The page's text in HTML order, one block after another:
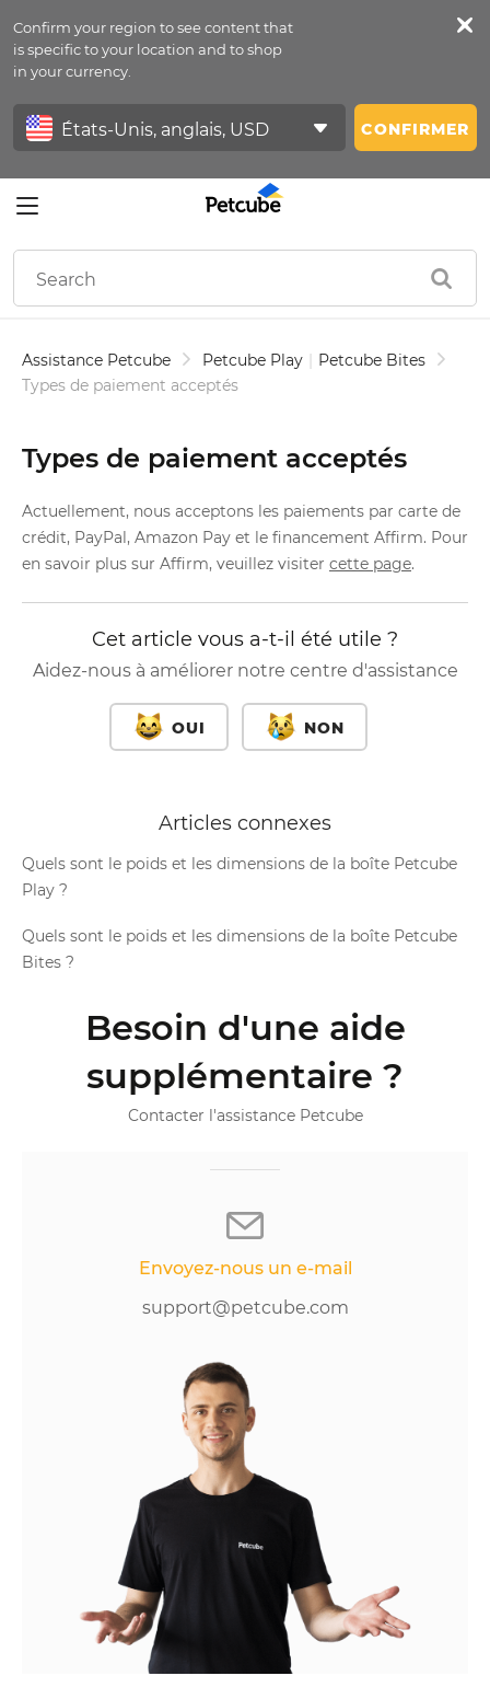
Confirm your region to see content that
is specific to your location and to shop
in your currency.
CONFIRMER
Petfeed
Se Connecter
Assistance Petcube Petcube Play | Petcube Bites
Types de paiement acceptés
Types de paiement acceptés
Actuellement, nous acceptons les paiements par carte de
crédit, PayPal, Amazon Pay et le financement Affirm. Pour
en savoir plus sur Affirm, veuillez visiter cette page.
Cet article vous a-t-il été utile ?
Aidez-nous à améliorer notre centre d'assistance
OUI NON
Articles connexes
Quels sont le poids et les dimensions de la boîte Petcube
Play ?
Quels sont le poids et les dimensions de la boîte Petcube
Bites ?
Besoin d'une aide
supplémentaire ?
Contacter l'assistance Petcube
Envoyez-nous un e-mail
support@petcube.com